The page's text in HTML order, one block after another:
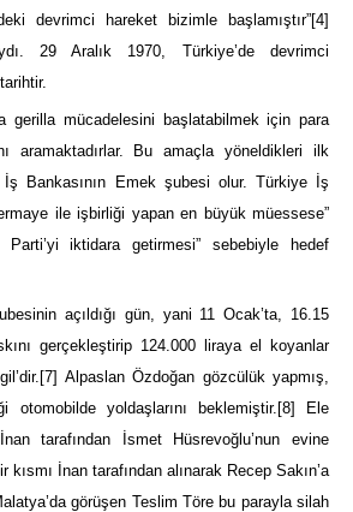
devrimci hareket bizimle başlamıştır”[4]
29 Aralık 1970, Türkiye’de devrimci
gerilla mücadelesini başlatabilmek için para
aramaktadırlar. Bu amaçla yöneldikleri ilk
Bankasının Emek şubesi olur. Türkiye İş
ile işbirliği yapan en büyük müessese”
Parti’yi iktidara getirmesi” sebebiyle hedef
açıldığı gün, yani 11 Ocak’ta, 16.15
gerçekleştirip 124.000 liraya el koyanlar
[7] Alpaslan Özdoğan gözcülük yapmış,
yoldaşlarını beklemiştir. [8]
Ele
tarafından İsmet Hüsrevoğlu’nun evine
kısmı İnan tarafından alınarak Recep Sakın’a
görüşen Teslim Töre bu parayla silah